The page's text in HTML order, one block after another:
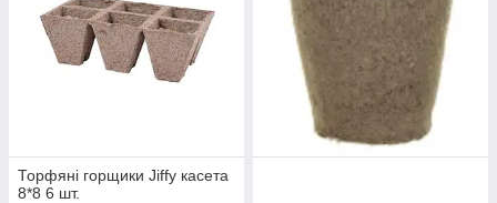
Торфяні горщики Jiffy касета
8*8 6 шт.